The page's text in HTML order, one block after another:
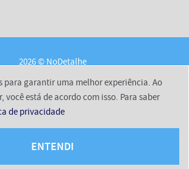
2026 © NoDetalhe
Content
Políticas de Privacidade
Termos de Uso
para garantir uma melhor experiência. Ao
você está de acordo com isso. Para saber
de privacidade
ENTENDI